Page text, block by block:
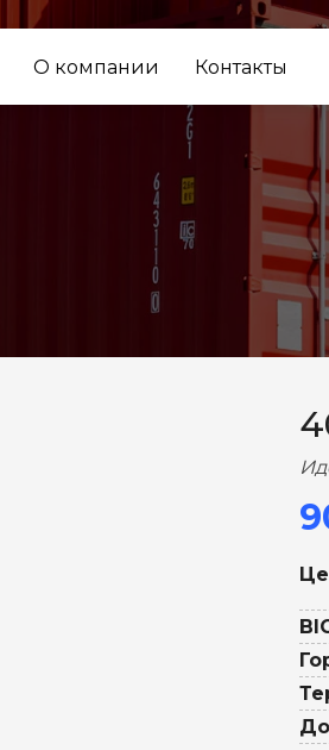
О компании Контакты